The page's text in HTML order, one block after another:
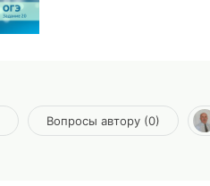
Вопросы автору (0)